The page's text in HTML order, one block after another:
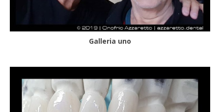
Galleria uno